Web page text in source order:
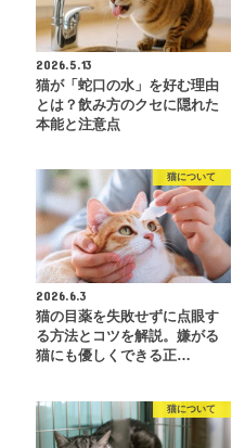
2026.5.13
猫が「蛇口の水」を好む理由
とは？飲み方のクセに隠れた
本能と注意点
猫について
2026.6.3
猫の目薬を失敗せずに点眼す
る方法とコツを解説。嫌がる
猫にも優しくできる正…
猫について